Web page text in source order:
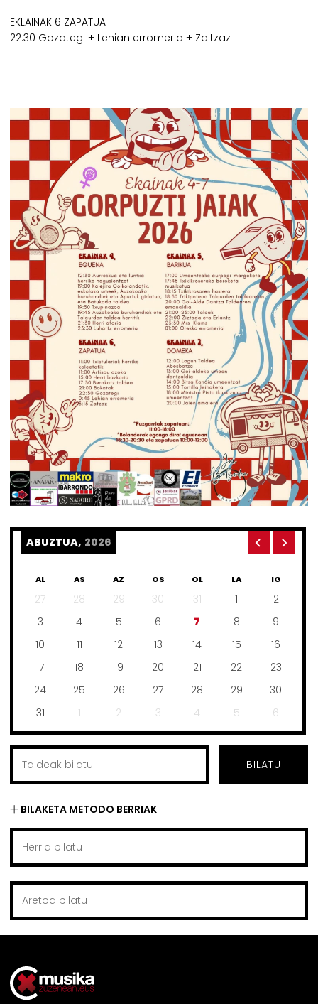
EKLAINAK 6 ZAPATUA
22:30 Gozategi + Lehian erromeria + Zaltzaz
ABUZTUA, 2026
AL AS AZ OS OL LA IG
27 28 29 30 31 1
2
3
4 5 6 7 8
9
10
11 12 13 14 15
16
17
18 19 20 21 22
23
24
25 26 27 28 29
30
31
1 2 3 4 5 6
BILATU
BILAKETA METODO BERRIAK